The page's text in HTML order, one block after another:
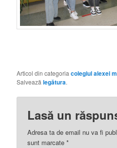
Articol din categoriacolegiul alexei
Salveazălegătura.
Lasă un
Adresa ta de email nu va fi
sunt marcate*